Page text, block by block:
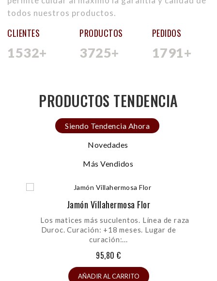
todos nuestros productos.
CLIENTES
1532+
PRODUCTOS
3725+
PEDIDOS
1791+
PRODUCTOS TENDENCIA
Siendo Tendencia Ahora
Novedades
Más Vendidos
Jamón Villahermosa Flor
Los matices más suculentos. Línea de raza
Duroc. Curación: +18 meses. Lugar de
curación:...
95,80 €
AÑADIR AL CARRITO